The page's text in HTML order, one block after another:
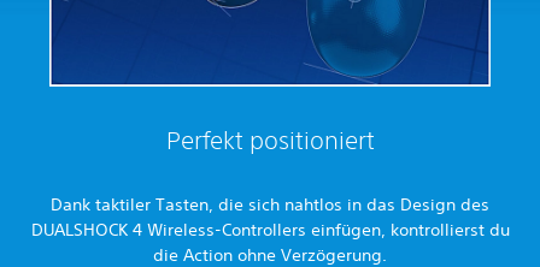
Perfekt positioniert
Dank taktiler Tasten, die sich nahtlos in das Design des
DUALSHOCK 4 Wireless-Controllers einfügen, kontrollierst du
die Action ohne Verzögerung.